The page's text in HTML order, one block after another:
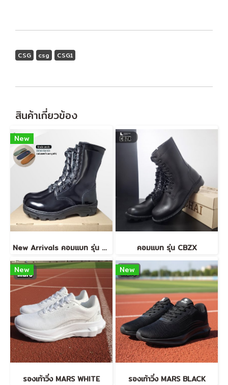
CSG csg CSG1
สินค้าเกี่ยวข้อง
New
New Arrivals คอมแบท รุ่น USP5+
คอมแบท รุ่น CBZX
New
รองเท้าวิ่ง MARS WHITE
New
รองเท้าวิ่ง MARS BLACK